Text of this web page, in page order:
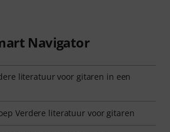
Navigator
literatuur voor gitaren in een
Verdere literatuur voor gitaren